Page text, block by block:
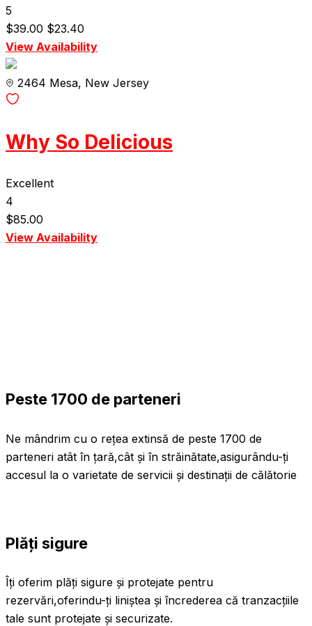
5
$39.00 $23.40
View Availability
2464 Mesa, New Jersey
Why So Delicious
Excellent
4
$85.00
View Availability
Peste 1700 de parteneri
Ne mândrim cu o rețea extinsă de peste 1700 de
parteneri atât în țară,cât și în străinătate,asigurându-ți
accesul la o varietate de servicii și destinații de călătorie
Plăți sigure
Îți oferim plăți sigure și protejate pentru
rezervări,oferindu-ți liniștea și încrederea că tranzacțiile
tale sunt protejate și securizate.